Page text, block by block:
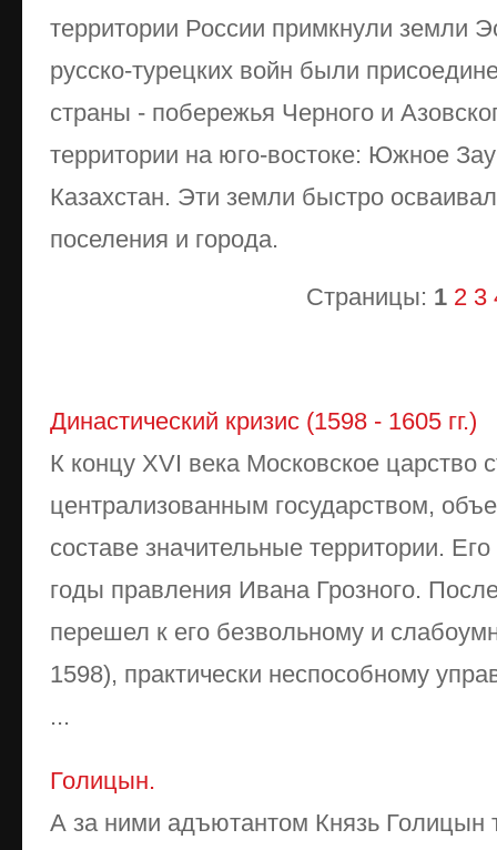
территории России примкнули земли
русско-турецких войн были
страны - побережья Черного и
территории на юго-востоке: Южное
Казахстан. Эти земли быстро
поселения и города.
Страницы: 1 2 3
Династический кризис (1598 - 1605 гг.)
К концу XVI века Московское
централизованным государством,
составе значительные территории.
годы правления Ивана Грозного.
перешел к его безвольному и
1598), практически неспособному
...
Голицын.
А за ними адъютантом Князь Голицын